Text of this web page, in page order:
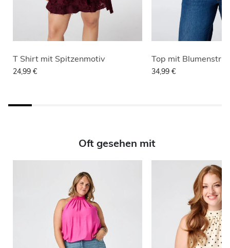
T Shirt mit Spitzenmotiv
24,99 €
Top mit
34,99 €
Oft gesehen mit